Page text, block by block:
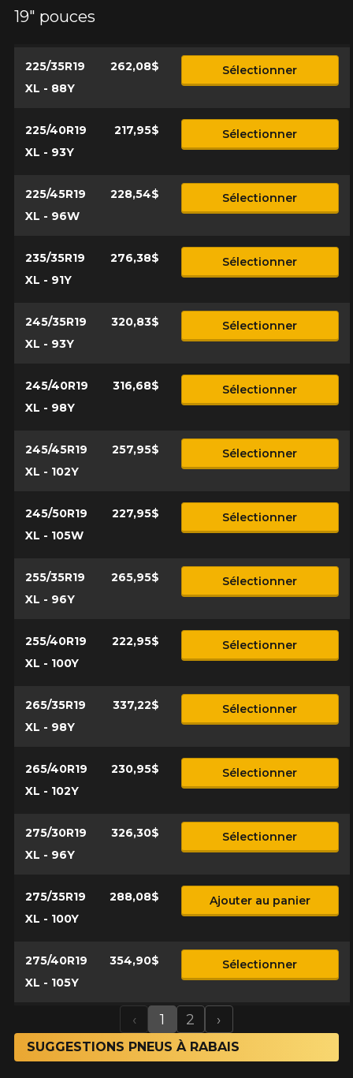
19" pouces
225/35R19
XL - 88Y
262,08$ Sélectionner
225/40R19
XL - 93Y
217,95$ Sélectionner
225/45R19
XL - 96W
228,54$ Sélectionner
235/35R19
XL - 91Y
276,38$ Sélectionner
245/35R19
XL - 93Y
320,83$ Sélectionner
245/40R19
XL - 98Y
316,68$ Sélectionner
245/45R19
XL - 102Y
257,95$ Sélectionner
245/50R19
XL - 105W
227,95$ Sélectionner
255/35R19
XL - 96Y
265,95$ Sélectionner
255/40R19
XL - 100Y
222,95$ Sélectionner
265/35R19
XL - 98Y
337,22$ Sélectionner
265/40R19
XL - 102Y
230,95$ Sélectionner
275/30R19
XL - 96Y
326,30$ Sélectionner
275/35R19
XL - 100Y
288,08$ Ajouter au panier
275/40R19
XL - 105Y
354,90$ Sélectionner
Previous
‹ 1 2 Next
›
SUGGESTIONS PNEUS À RABAIS